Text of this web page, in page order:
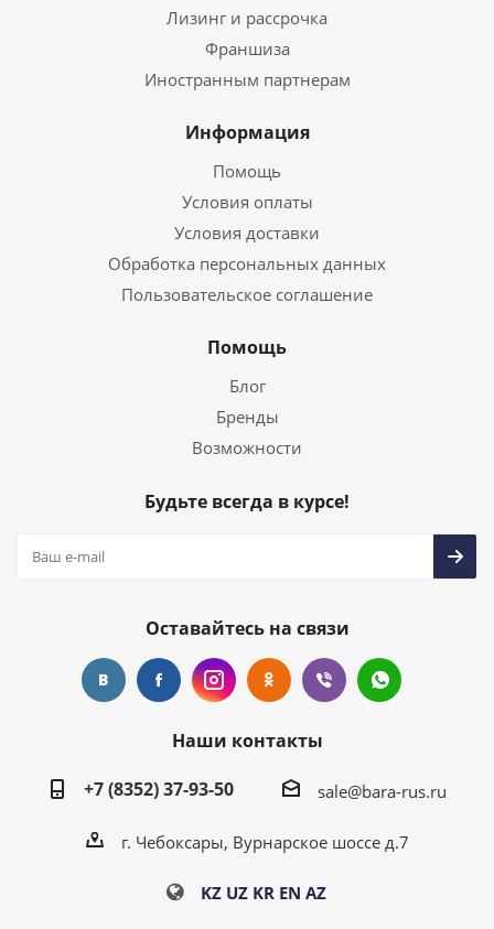
Лизинг и рассрочка
Франшиза
Иностранным партнерам
Информация
Помощь
Условия оплаты
Условия доставки
Обработка персональных данных
Пользовательское соглашение
Помощь
Блог
Бренды
Возможности
Будьте всегда в курсе!
Оставайтесь на связи
Наши контакты
+7 (8352) 37-93-50
sale@bara-rus.ru
г. Чебоксары, Вурнарское шоссе д.7
KZ UZ KR EN AZ